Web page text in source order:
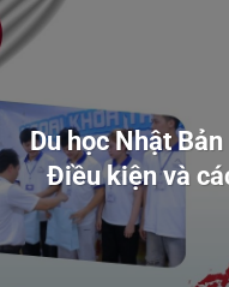
Du học Nhật
Điều kiện và